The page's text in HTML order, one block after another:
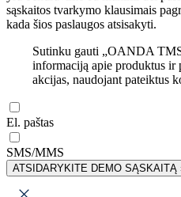
sąskaitos tvarkymo klausimais
kada šios paslaugos atsisakyti.
Sutinku gauti „OANDA
informaciją apie produktus ir
akcijas, naudojant pateiktus
El. paštas
SMS/MMS
ATSIDARYKITE DEMO SĄSKAITĄ